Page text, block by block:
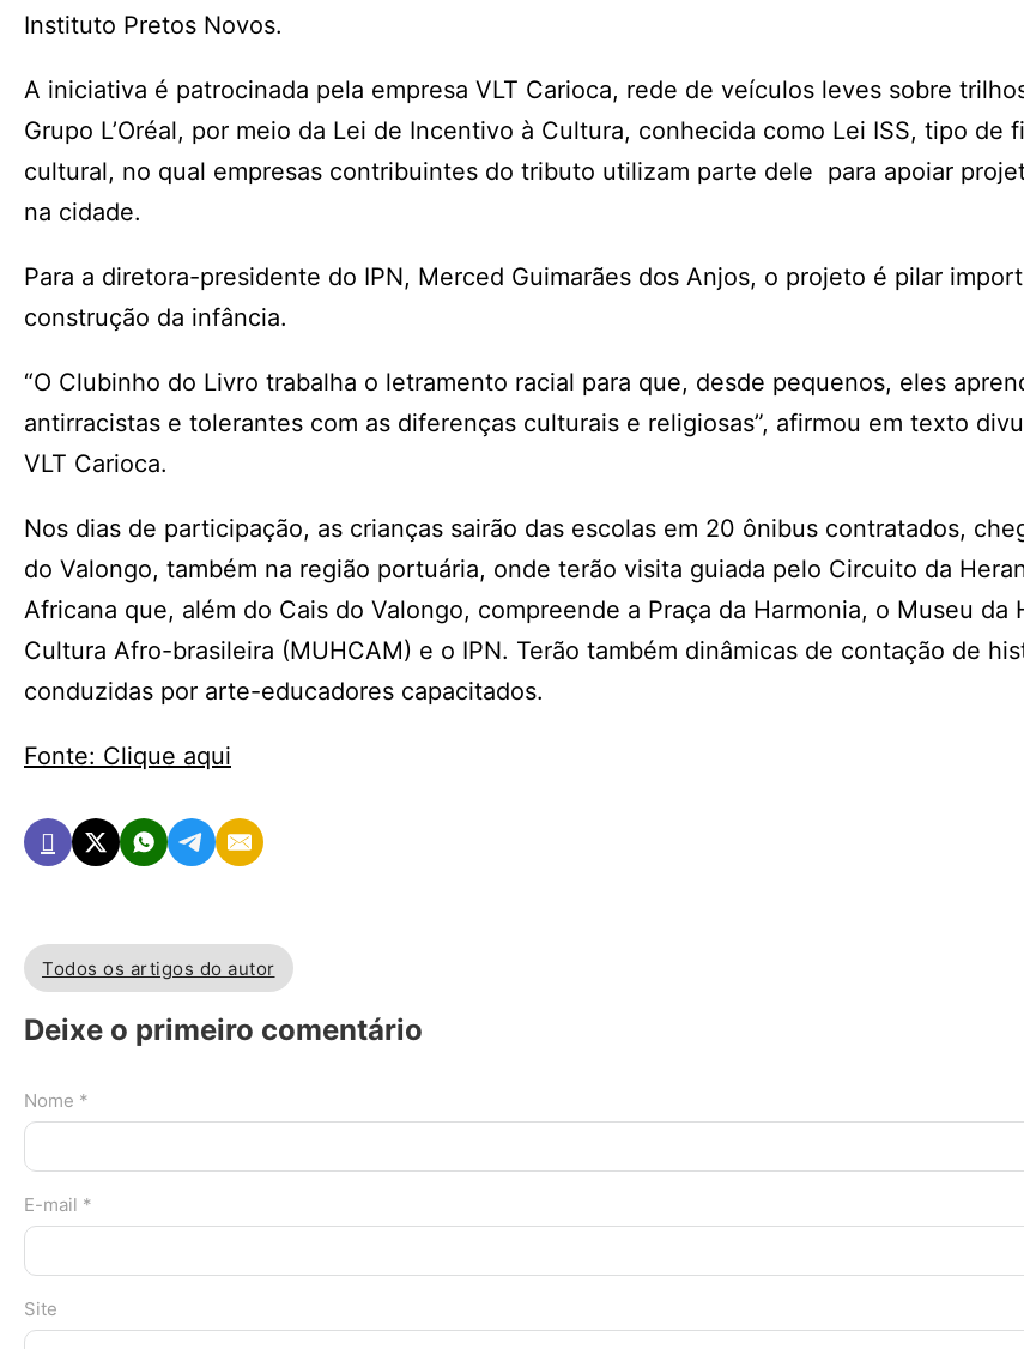
Instituto Pretos Novos.
A iniciativa é patrocinada pela empresa VLT Carioca, rede de veículos leves sobre
Grupo L’Oréal, por meio da Lei de Incentivo à Cultura, conhecida como Lei ISS, tipo de
cultural, no qual empresas contribuintes do tributo utilizam parte dele para apoiar
na cidade.
Para a diretora-presidente do IPN, Merced Guimarães dos Anjos, o projeto é pilar
construção da infância.
“O Clubinho do Livro trabalha o letramento racial para que, desde pequenos, eles
antirracistas e tolerantes com as diferenças culturais e religiosas”, afirmou em texto
VLT Carioca.
Nos dias de participação, as crianças sairão das escolas em 20 ônibus contratados,
do Valongo, também na região portuária, onde terão visita guiada pelo Circuito da
Africana que, além do Cais do Valongo, compreende a Praça da Harmonia, o Museu da
Cultura Afro-brasileira (MUHCAM) e o IPN. Terão também dinâmicas de contação de
conduzidas por arte-educadores capacitados.
Fonte: Clique aqui
Todos os artigos do autor
Deixe o primeiro comentário
Nome *
E-mail *
Site